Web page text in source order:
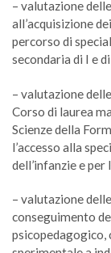
– valutazione
all’acquisizione
percorso di
secondaria di I e
– valutazione
Corso di laurea
Scienze della
l’accesso alla
dell’infanzie e
– valutazione
conseguimento
psicopedagogico,